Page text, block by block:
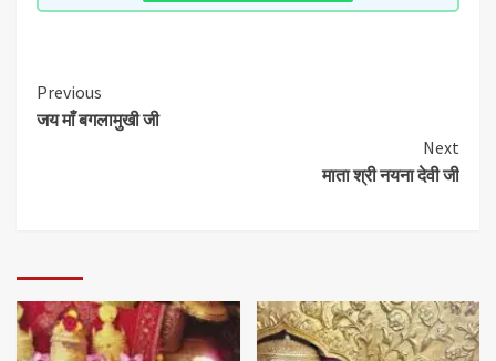
Previous
जय माँ बगलामुखी जी
Next
माता श्री नयना देवी जी